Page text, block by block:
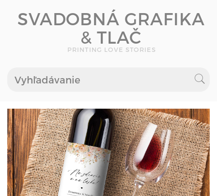
SVADOBNÁ GRAFIKA
& TLAČ
PRINTING LOVE STORIES